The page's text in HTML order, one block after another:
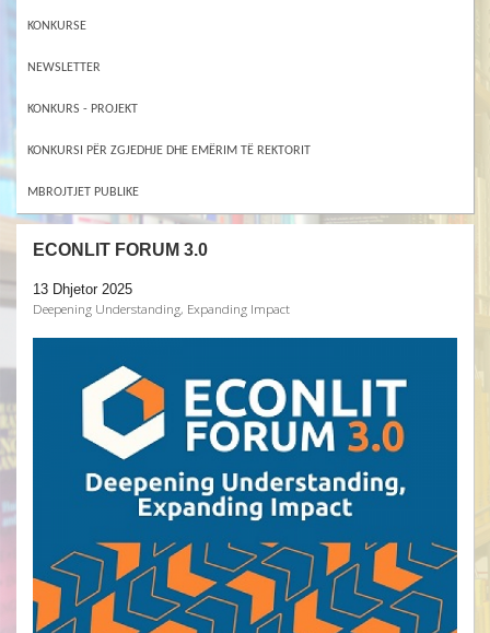
KONKURSE
NEWSLETTER
KONKURS - PROJEKT
KONKURSI PËR ZGJEDHJE DHE EMËRIM TË REKTORIT
MBROJTJET PUBLIKE
ECONLIT FORUM 3.0
13 Dhjetor 2025
Deepening Understanding, Expanding Impact